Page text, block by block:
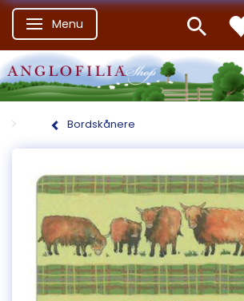
Skifte navigation
Menu
Bordskånere